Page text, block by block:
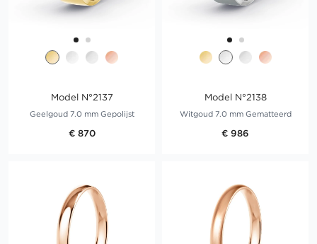
Model N°2137
Geelgoud 7.0 mm Gepolijst
€ 870
Model N°2138
Witgoud 7.0 mm Gematteerd
€ 986